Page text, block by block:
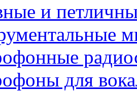
и
для